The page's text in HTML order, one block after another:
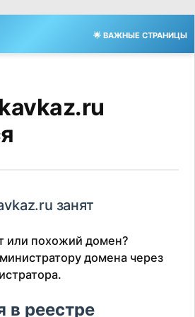
🌟 ВАЖНЫЕ СТРАНИЦЫ
занят
или похожий домен?
домена через
реестре